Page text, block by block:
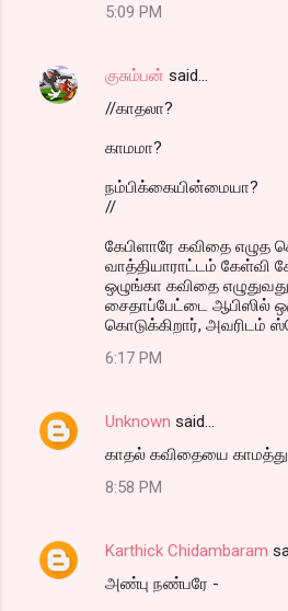
5:09 PM
குசும்பன் said…
//காதலா?
காமமா?
நம்பிக்கையின்மையா?
//
கேபிளாரே கவிதை
வாத்தியாராட்டம் கேள்வி
ஒழுங்கா கவிதை
சைதாப்பேட்டை ஆபிஸில்
கொடுக்கிறார், அவரிடம்
6:17 PM
Unknown said…
காதல் கவிதையை
8:58 PM
Karthick Chidambaram
அண்பு நண்பரே -